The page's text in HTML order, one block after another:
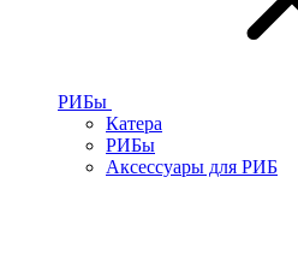
РИБы
Катера
РИБы
Аксессуары для РИБ